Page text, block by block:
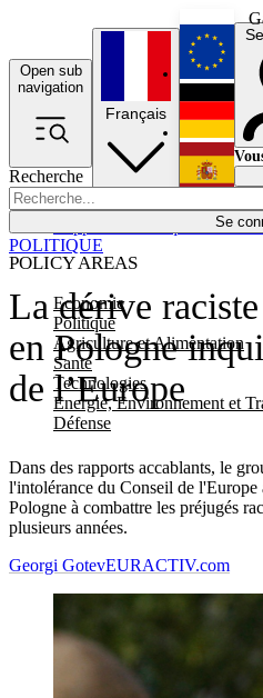
Open sub
navigation
Recherche
Se
POLICY AREAS
Economie
Politique
Agriculture et Alimentation
Santé
Technologies
Energie, Environnement et
Défense
Français
La dérive
en Pologne
de l’Europe
Dans des rapports accablants, le
l'intolérance du Conseil de l'Europe
Pologne à combattre les préjugés
plusieurs années.
POLITIQUE
Georgi GotevEURACTIV.com